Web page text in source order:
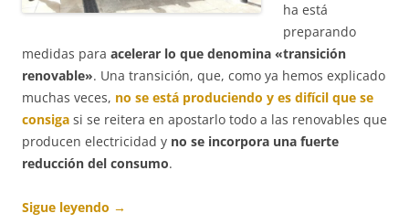
ha está
preparando
medidas para acelerar lo que denomina «transición
renovable». Una transición, que, como ya hemos explicado
muchas veces, no se está produciendo y es difícil que se
consiga si se reitera en apostarlo todo a las renovables que
producen electricidad y no se incorpora una fuerte
reducción del consumo.
Sigue leyendo →